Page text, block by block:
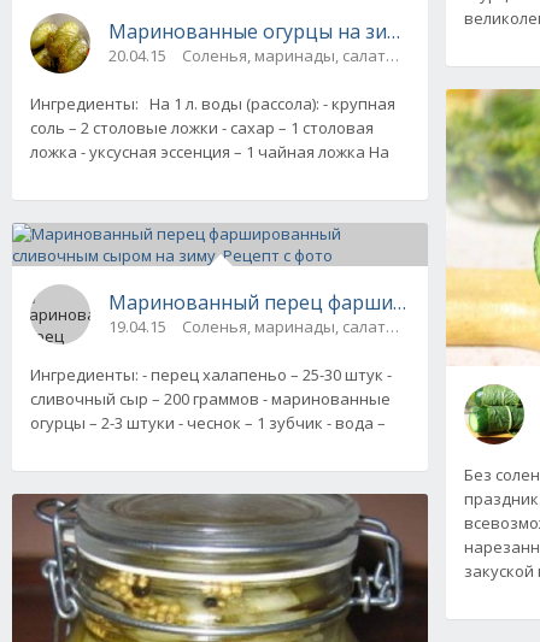
Маринованные огурцы на зиму. Рецепт с
20.04.15 Соленья, маринады, салаты, соте
Ингредиенты: На 1 л. воды (рассола): - крупная
соль – 2 столовые ложки - сахар – 1 столовая
ложка - уксусная эссенция – 1 чайная ложка На
Маринованный перец фаршированный
19.04.15 Соленья, маринады, салаты, соте
Ингредиенты: - перец халапеньо – 25-30 штук -
сливочный сыр – 200 граммов - маринованные
огурцы – 2-3 штуки - чеснок – 1 зубчик - вода –
Без
закуской